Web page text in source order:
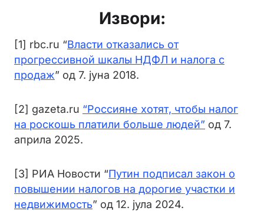
Извори:
[1] rbc.ru “Власти отказались от
прогрессивной шкалы НДФЛ и налога с
продаж” од 7. јуна 2018.
[2] gazeta.ru “Россияне хотят, чтобы налог
на роскошь платили больше людей” од 7.
априла 2025.
[3] РИА Новости “Путин подписал закон о
повышении налогов на дорогие участки и
недвижимость” од 12. јула 2024.